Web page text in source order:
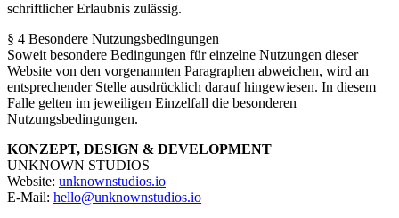
schriftlicher Erlaubnis zulässig.
§ 4 Besondere Nutzungsbedingungen
Soweit besondere Bedingungen für einzelne Nutzungen dieser
Website von den vorgenannten Paragraphen abweichen, wird an
entsprechender Stelle ausdrücklich darauf hingewiesen. In diesem
Falle gelten im jeweiligen Einzelfall die besonderen
Nutzungsbedingungen.
KONZEPT, DESIGN & DEVELOPMENT
UNKNOWN STUDIOS
Website: unknownstudios.io
E-Mail: hello@unknownstudios.io